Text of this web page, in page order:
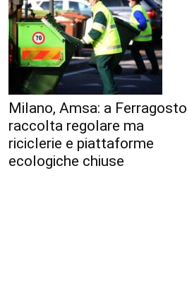
Milano, Amsa: a Ferragosto
raccolta regolare ma
riciclerie e piattaforme
ecologiche chiuse